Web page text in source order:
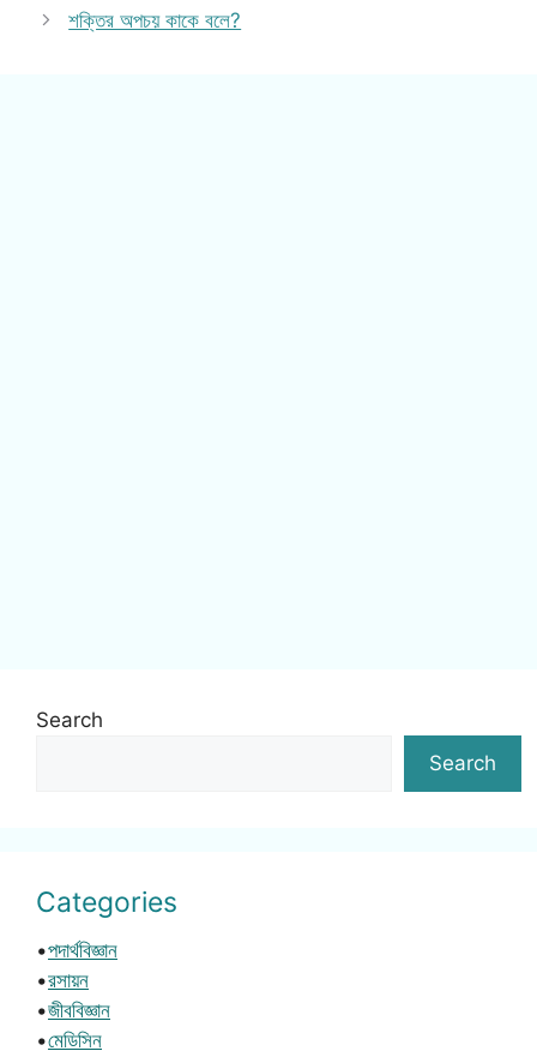
শক্তির অপচয় কাকে বলে?
Search
Search
Categories
•পদার্থবিজ্ঞান
•রসায়ন
•জীববিজ্ঞান
•মেডিসিন